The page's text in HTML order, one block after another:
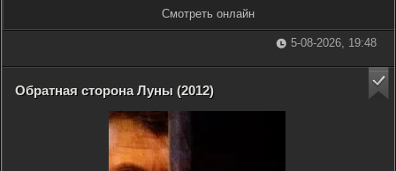
Смотреть онлайн
5-08-2026, 19:48
Обратная сторона Луны (2012)